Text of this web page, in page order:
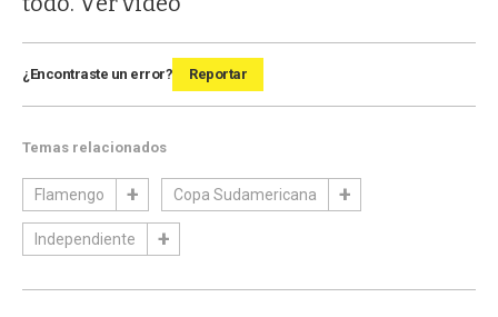
¿Encontraste un error? Reportar
Temas relacionados
Flamengo Copa Sudamericana
Independiente